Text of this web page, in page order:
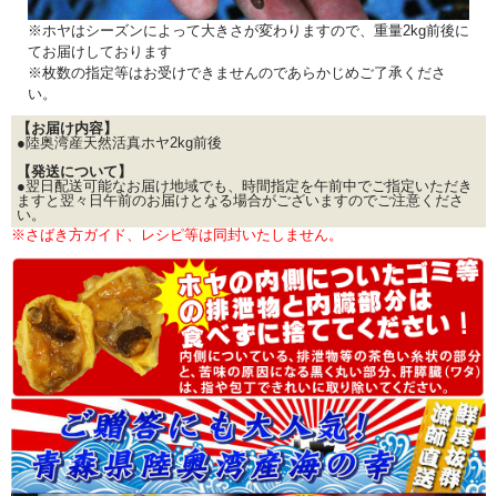
※ホヤはシーズンによって大きさが変わりますので、重量2kg前後に
てお届けしております
※枚数の指定等はお受けできませんのであらかじめご了承くださ
い。
【お届け内容】
●陸奥湾産天然活真ホヤ2kg前後
【発送について】
●翌日配送可能なお届け地域でも、時間指定を午前中でご指定いただき
ますと翌々日午前のお届けとなる場合がございますのでご注意くださ
い。
※さばき方ガイド、レシピ等は同封いたしません。